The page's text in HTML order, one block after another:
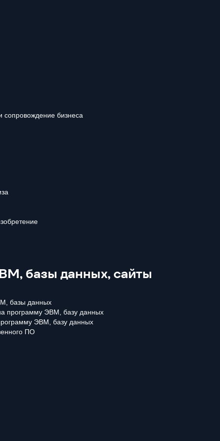
сопровождение бизнеса
базы данных, сайты
базы данных
программу ЭВМ, базу данных
ЭВМ, базу данных
ПО